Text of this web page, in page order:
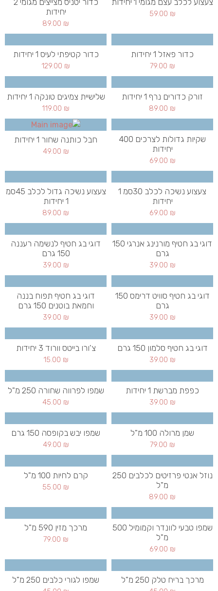
צעצוע לכלב עצם מגומי 1 יחידות
59.00 ₪
כדור יטניס מצייצים מגומי 2
יחידות
89.00 ₪
כדור פאזל 1 יחידות
79.00 ₪
כדור קטיפתי לעיס 1 יחידות
129.00 ₪
זורק כדורים נרף 1 יחידות
89.00 ₪
שלישיית צמיגים טונקה 1 יחידות
119.00 ₪
שקיות גדולות לצרכים 400
יחידות
69.00 ₪
חבל כותנה שחור 1 יחידות
49.00 ₪
צעצוע נשיכה לכלב 30סמ 1
יחידות
69.00 ₪
צעצוע נשיכה גדול לכלב 45סמ
1 יחידות
89.00 ₪
דוגי בג חטיף מורנינג אנרגי 150
גרם
39.00 ₪
דוגי בג חטיף לנשימה רעננה
150 גרם
39.00 ₪
דוגי בג חטיף סוויט דרימס 150
גרם
39.00 ₪
דוגי בג חטיף תפוח בננה
וחמאת בוטנים 150 גרם
39.00 ₪
דוגי בג חטיף סלמון 150 גרם
39.00 ₪
צ'ורו בייטס וורוד 3 יחידות
15.00 ₪
כפפת מברשת 1 יחידות
39.00 ₪
שמפו לפרווה שחורה 250 מ"ל
45.00 ₪
שמן מרולה 100 מ"ל
79.00 ₪
שמפו יבש בקופסה 150 גרם
49.00 ₪
נוזל אנטי פרזיטים לכלבים 250
מ"ל
89.00 ₪
קרם לחיות 100 מ"ל
55.00 ₪
שמפו טבעי לוונדר וקמומיל 500
מ"ל
69.00 ₪
מרכך מזין 590 מ"ל
79.00 ₪
מרכך בריח טלק 250 מ"ל שמפו לגורי כלבים 250 מ"ל